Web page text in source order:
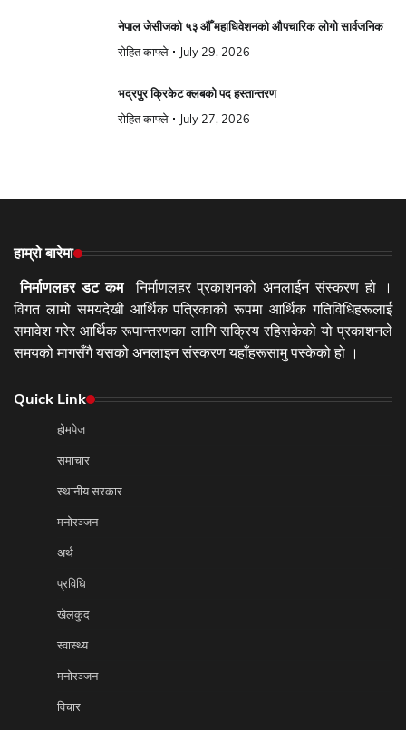
नेपाल जेसीजको ५३ औँ महाधिवेशनको औपचारिक लोगो सार्वजनिक
रोहित काफ्ले July 29, 2026
भद्रपुर क्रिकेट क्लबको पद हस्तान्तरण
रोहित काफ्ले July 27, 2026
हाम्रो बारेमा
निर्माणलहर डट कमनिर्माणलहर प्रकाशनको अनलाईन संस्करण हो ।
विगत लामो समयदेखी आर्थिक पत्रिकाको रूपमा आर्थिक गतिविधिहरूलाई
समावेश गरेर आर्थिक रूपान्तरणका लागि सक्रिय रहिसकेको यो प्रकाशनले
समयको मागसँगै यसको अनलाइन संस्करण यहाँहरूसामु पस्केको हो ।
Quick Link
होमपेज
समाचार
स्थानीय सरकार
मनोरञ्जन
अर्थ
प्रविधि
खेलकुद
स्वास्थ्य
मनोरञ्जन
विचार